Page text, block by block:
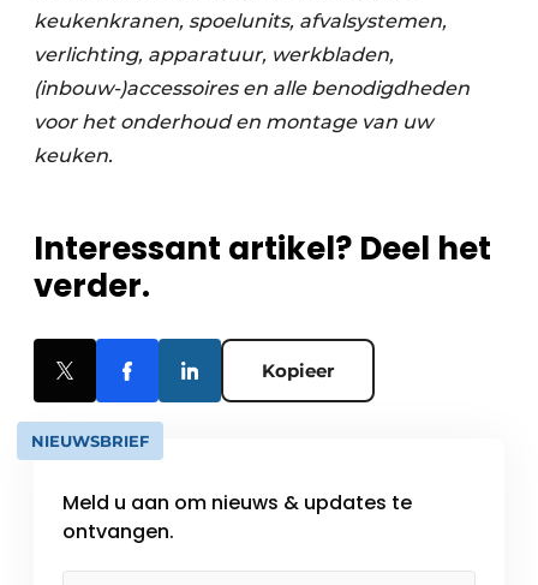
keukenkranen, spoelunits, afvalsystemen,
verlichting, apparatuur, werkbladen,
(inbouw-)accessoires en alle benodigdheden
voor het onderhoud en montage van uw
keuken.
Interessant artikel? Deel het
verder.
Kopieer
NIEUWSBRIEF
Meld u aan om nieuws & updates te
ontvangen.